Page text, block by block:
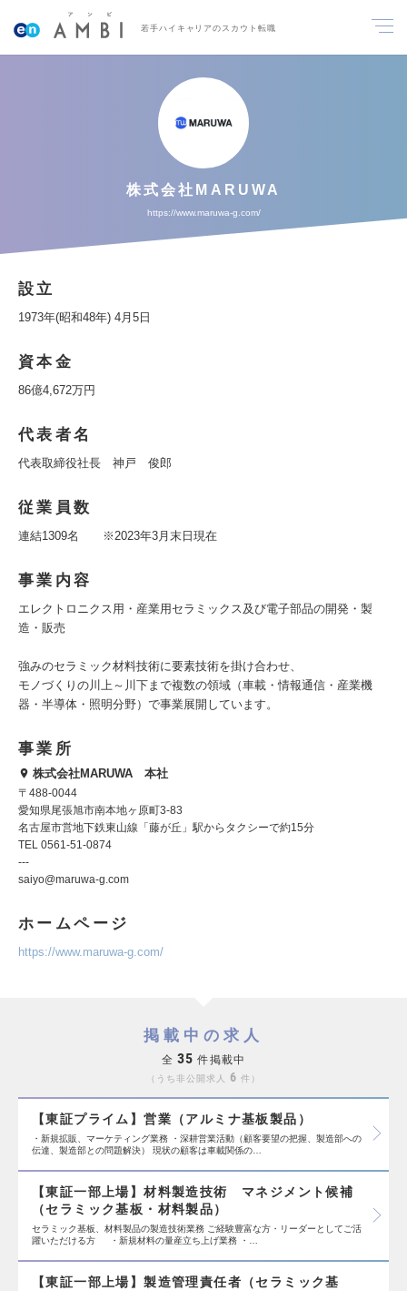
若手ハイキャリアのスカウト転職
株式会社MARUWA
https://www.maruwa-g.com/
設立
1973年(昭和48年) 4月5日
資本金
86億4,672万円
代表者名
代表取締役社長 神戸 俊郎
従業員数
連結1309名 ※2023年3月末日現在
事業内容
エレクトロニクス用・産業用セラミックス及び電子部品の開発・製
造・販売
強みのセラミック材料技術に要素技術を掛け合わせ、
モノづくりの川上～川下まで複数の領域（車載・情報通信・産業機
器・半導体・照明分野）で事業展開しています。
事業所
株式会社MARUWA 本社
〒488-0044
愛知県尾張旭市南本地ヶ原町3-83
名古屋市営地下鉄東山線「藤が丘」駅からタクシーで約15分
TEL 0561-51-0874
---
saiyo@maruwa-g.com
ホームページ
https://www.maruwa-g.com/
掲載中の求人
全 35 件掲載中
うち非公開求人 6 件
【東証プライム】営業（アルミナ基板製品）
・新規拡販、マーケティング業務 ・深耕営業活動（顧客要望の把握、製造部への
伝達、製造部との問題解決） 現状の顧客は車載関係の…
【東証一部上場】材料製造技術 マネジメント候補
（セラミック基板・材料製品）
セラミック基板、材料製品の製造技術業務 ご経験豊富な方・リーダーとしてご活
躍いただける方 ・新規材料の量産立ち上げ業務 ・…
【東証一部上場】製造管理責任者（セラミック基